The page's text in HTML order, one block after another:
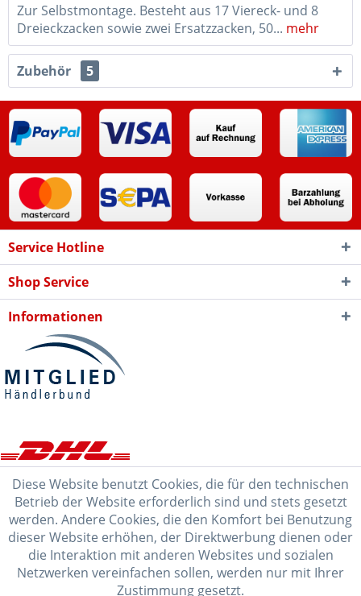
Zur Selbstmontage. Besteht aus 17 Viereck- und 8
Dreieckzacken sowie zwei Ersatzzacken, 50... mehr
Zubehör 5
Service Hotline
Shop Service
Informationen
Diese Website benutzt Cookies, die für den technischen
Betrieb der Website erforderlich sind und stets gesetzt
werden. Andere Cookies, die den Komfort bei Benutzung
dieser Website erhöhen, der Direktwerbung dienen oder
die Interaktion mit anderen Websites und sozialen
Netzwerken vereinfachen sollen, werden nur mit Ihrer
Zustimmung gesetzt.